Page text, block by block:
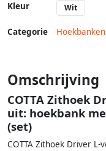
Kleur Wit
Categorie Hoekbanken
Omschrijving
COTTA Zithoek
uit: hoekbank
(set)
COTTA Zithoek Driver